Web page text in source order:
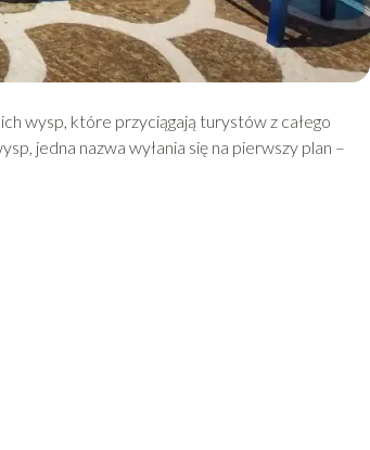
wysp, które przyciągają turystów z całego
jedna nazwa wyłania się na pierwszy plan –